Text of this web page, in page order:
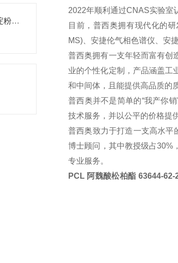
GB 5009.9-2023食品中淀粉的测定
2022年顺利通过CNAS实验室
目前，普西奥拥有现代化的
MS)、安捷伦气相色谱仪、安
普西奥拥有一支年轻而富有创
业的个性化定制，产品涵盖工
和中间体，且能提供高品质的
普西奥并不是简单的“我产你
技术服务，并以公平的价格提
普西奥致力于打造一支高水平
博士顾问，其中教授级占30%
专业服务。
PCL 阿魏酸松柏酯 63644-62-